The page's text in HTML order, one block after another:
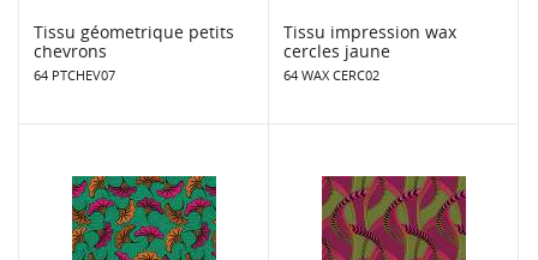
Tissu géometrique petits
chevrons
64 PTCHEV07
Tissu impression wax
cercles jaune
64 WAX CERC02